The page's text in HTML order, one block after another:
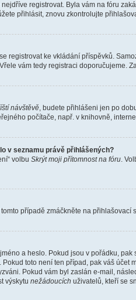
registrovat. Byla vám na fóru
přihlásit, znovu zkontrolujte
registrovat ke vkládání příspěvků.
vám tedy registraci doporučujeme.
návštěvě, budete přihlášeni jen po
počítače, např. v knihovně,
v seznamu právě přihlášených?
volbu Skrýt moji přítomnost na fóru.
případě zmáčkněte na přihlašovací
a heslo. Pokud jsou v pořádku,
toto není ten případ, pak váš
Pokud vám byl zaslán e-mail,
výskytu nežádoucích uživatelů, kteří se